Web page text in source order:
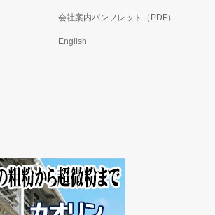
会社案内パンフレット（PDF）
English